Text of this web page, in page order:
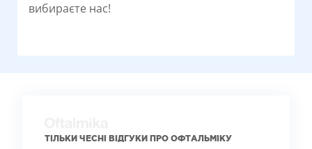
вибираєте нас!
ТІЛЬКИ ЧЕСНІ ВІДГУКИ ПРО ОФТАЛЬМІКУ